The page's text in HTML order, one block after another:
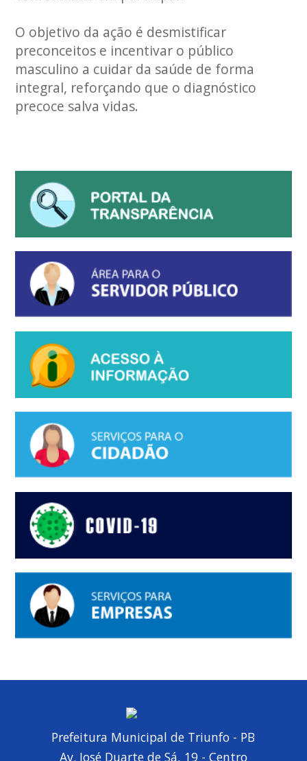
O objetivo da ação é desmistificar
preconceitos e incentivar o público
masculino a cuidar da saúde de forma
integral, reforçando que o diagnóstico
precoce salva vidas.
Prefeitura Municipal de Triunfo - PB
Av. José Duarte de Sá, 19 - Centro